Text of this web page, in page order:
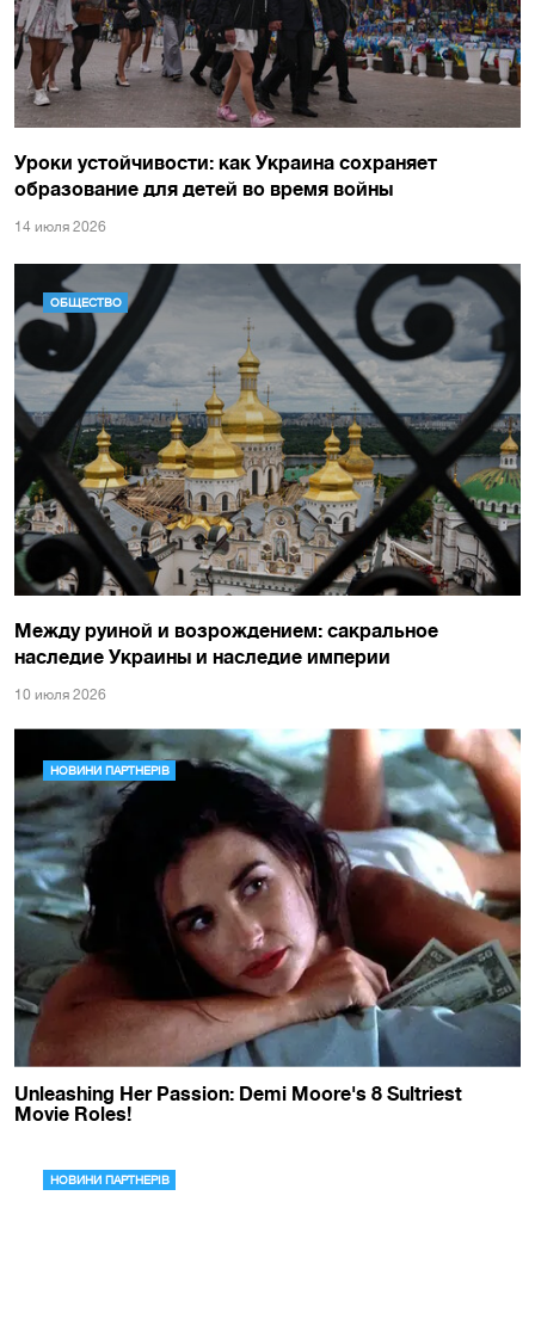
Уроки устойчивости: как Украина сохраняет
образование для детей во время войны
14 июля 2026
ОБЩЕСТВО
Между руиной и возрождением: сакральное
наследие Украины и наследие империи
10 июля 2026